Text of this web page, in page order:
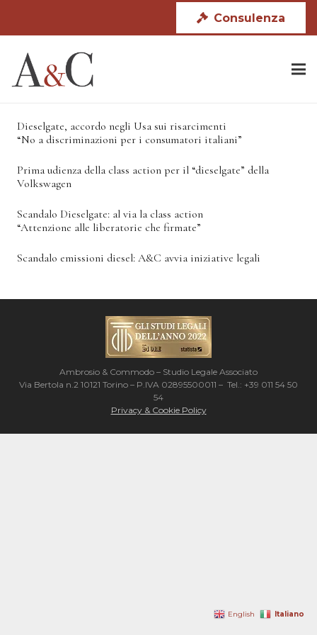
Consulenza
Dieselgate, accordo negli Usa sui risarcimenti
“No a discriminazioni per i consumatori italiani”
Prima udienza della class action per il “dieselgate” della
Volkswagen
Scandalo Dieselgate: al via la class action
“Attenzione alle liberatorie che firmate”
Scandalo emissioni diesel: A&C avvia iniziative legali
Ambrosio & Commodo – Studio Legale Associato
Via Bertola n.2 10121 Torino – P.IVA 02895500011 – Tel.: +39 011 54 50
54
Privacy & Cookie Policy
English Italiano